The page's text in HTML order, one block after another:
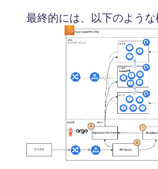
最終的には、以下のような